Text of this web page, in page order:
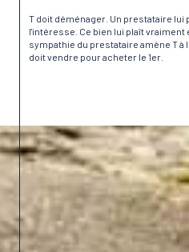
T doit déménager. Un prestataire lui
l'intéresse. Ce bien lui plaît vraiment
sympathie du prestataire amène T à
doit vendre pour acheter le 1er.